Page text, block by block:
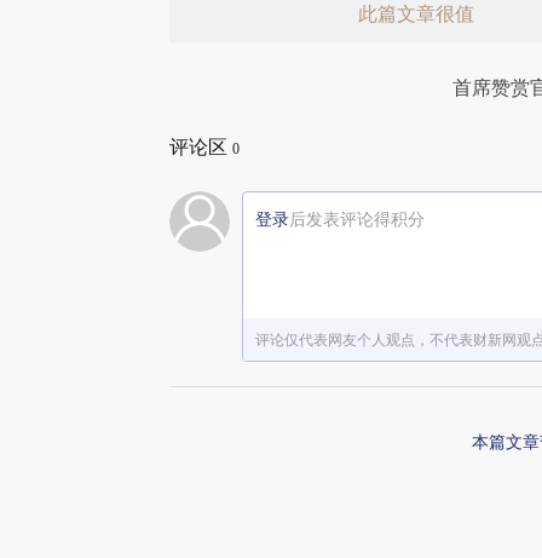
此篇文章很值
首席赞赏
评论区 0
登录后发表评论得积分
评论仅代表网友个人观点，不代表财新网观
本篇文